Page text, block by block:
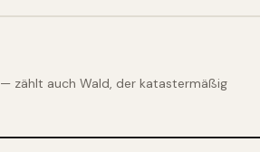
zählt auch Wald, der katastermäßig